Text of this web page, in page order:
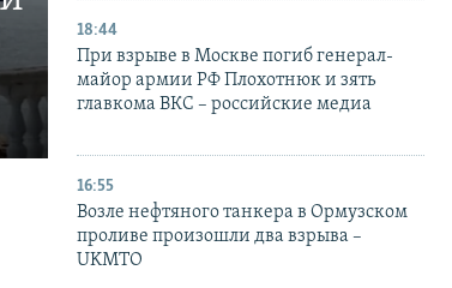
18:44
При взрыве в Москве погиб генерал-
майор армии РФ Плохотнюк и зять
главкома ВКС – российские медиа
16:55
Возле нефтяного танкера в Ормузском
проливе произошли два взрыва –
UKMTO